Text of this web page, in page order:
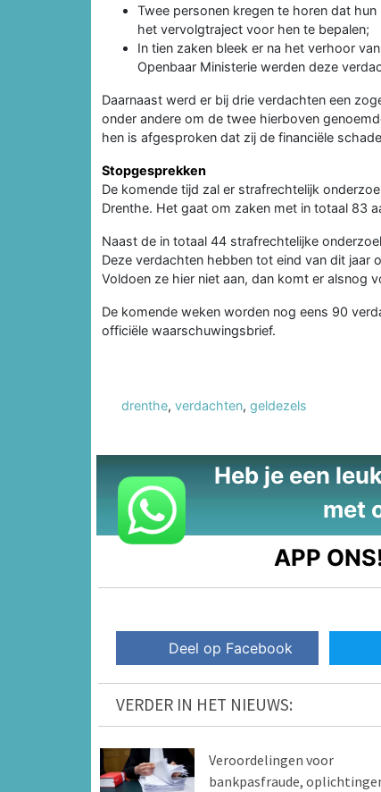
Twee personen kregen te horen dat
het vervolgtraject voor hen te bepalen;
In tien zaken bleek er na het verhoor
Openbaar Ministerie werden deze
Daarnaast werd er bij drie verdachten een
onder andere om de twee hierboven
hen is afgesproken dat zij de financiële
Stopgesprekken
De komende tijd zal er strafrechtelijk
Drenthe. Het gaat om zaken met in totaal 83
Naast de in totaal 44 strafrechtelijke
Deze verdachten hebben tot eind van dit
Voldoen ze hier niet aan, dan komt er alsnog
De komende weken worden nog eens 90
officiële waarschuwingsbrief.
drenthe, verdachten, geldezels
Heb je een
met
APP
Deel op Facebook
VERDER IN HET NIEUWS:
Veroordelingen voor
bankpasfraude,